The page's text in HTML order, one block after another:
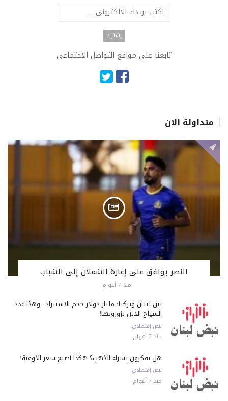
تابعنا على مواقع التواصل الاجتماعى
متداولة الان
النصر يوافق على إعارة الشملان إلى الشباب
منذ 7 أعوام
بين لبنان وتركيا: مليار دولار حجم الاستيراد.. وهذا عدد
السياح الذين يزورونها!
نبض إقتصادي
منذ 7 أعوام
هل تفكرون بشراء الذهب؟ هكذا أصبح سعر الأوقية!
نبض إقتصادي
منذ 7 أعوام